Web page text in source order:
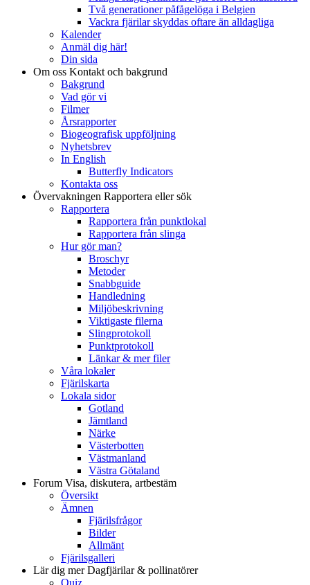
Två generationer påfågelöga i Belgien
Vackra fjärilar skyddas oftare än alldagliga
Kalender
Anmäl dig här!
Din sida
Om oss Kontakt och bakgrund
Bakgrund
Vad gör vi
Filmer
Årsrapporter
Biogeografisk uppföljning
Nyhetsbrev
In English
Butterfly Indicators
Kontakta oss
Övervakningen Rapportera eller sök
Rapportera
Rapportera från punktlokal
Rapportera från slinga
Hur gör man?
Broschyr
Metoder
Snabbguide
Handledning
Miljöbeskrivning
Viktigaste filerna
Slingprotokoll
Punktprotokoll
Länkar & mer filer
Våra lokaler
Fjärilskarta
Lokala sidor
Gotland
Jämtland
Närke
Västerbotten
Västmanland
Västra Götaland
Forum Visa, diskutera, artbestäm
Översikt
Ämnen
Fjärilsfrågor
Bilder
Allmänt
Fjärilsgalleri
Lär dig merDagfjärilar & pollinatörer
Quiz